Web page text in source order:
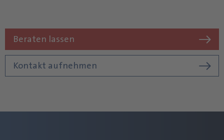
Beraten lassen
Kontakt aufnehmen